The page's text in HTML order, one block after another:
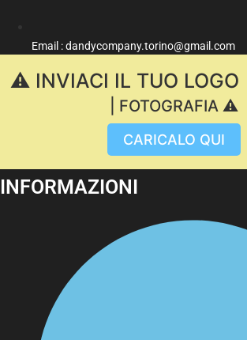
Email : dandycompany.torino@gmail.com
⚠️ INVIACI IL TUO LOGO |
| FOTOGRAFIA ⚠️
CARICALO QUI
INFORMAZIONI